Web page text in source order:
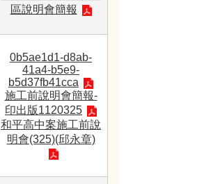
區說明會簡報
0b5ae1d1-d8ab-
41a4-b5e9-
b5d37fb41cca
施工前說明會簡報-
印出版1120325
和平高中案施工前說
明會(325)(邱永章)